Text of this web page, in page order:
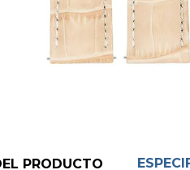
PRODUCTO